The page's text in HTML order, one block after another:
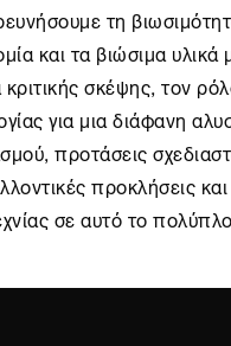
τη
και τα βιώσιμα
σκέψης, τον
για μια διάφανη
προτάσεις
προκλήσεις
σε αυτό το